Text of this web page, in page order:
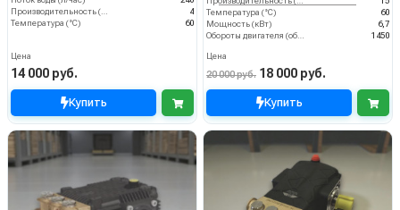
Производительность (л/мин)
4
Температура (°C)
60
Цена
14 000 руб.
Купить
Температура (°C)
60
Мощность (кВт)
6,7
Обороты двигателя (об/мин)
1450
Цена
20 000 руб. 18 000 руб.
Купить